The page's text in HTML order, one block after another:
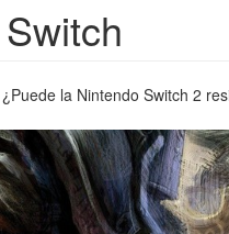
la Nintendo Switch 2